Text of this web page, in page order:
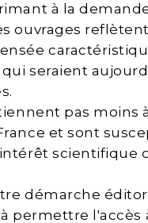
à la
ouvrages
seraient
pas moins
et sont
scientifique
démarche
permettre l'accès